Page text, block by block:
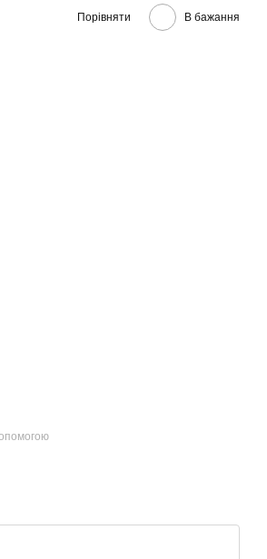
Порівняти В бажання